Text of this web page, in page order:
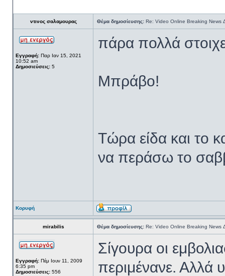
ντινος σαλαμουρας Θέμα δημοσίευσης: Re: Video Online Breaking News
Εγγραφή: Παρ Ιαν 15, 2021
10:52 am
Δημοσιεύσεις: 5
πάρα πολλά
Μπράβο!
Τώρα είδα και το
να περάσω το
Κορυφή
mirabilis Θέμα δημοσίευσης: Re: Video Online Breaking News
Εγγραφή: Πέμ Ιουν 11, 2009
6:35 pm
Δημοσιεύσεις: 556
Σίγουρα οι
περιμένανε. Αλλά